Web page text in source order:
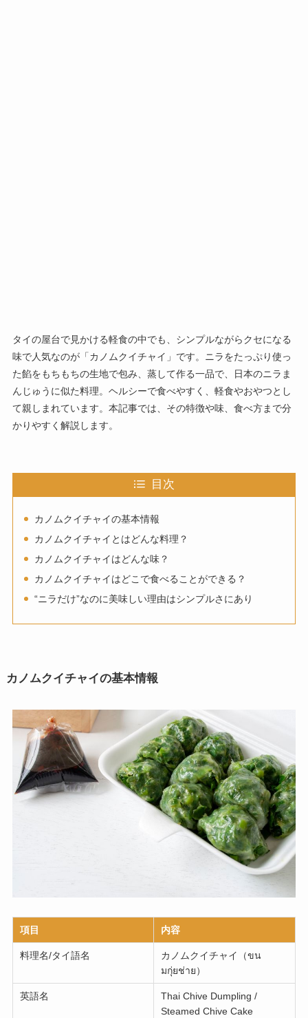
タイの屋台で見かける軽食の中でも、シンプルながらクセになる
味で人気なのが「カノムクイチャイ」です。ニラをたっぷり使っ
た餡をもちもちの生地で包み、蒸して作る一品で、日本のニラま
んじゅうに似た料理。ヘルシーで食べやすく、軽食やおやつとし
て親しまれています。本記事では、その特徴や味、食べ方まで分
かりやすく解説します。
目次
カノムクイチャイの基本情報
カノムクイチャイとはどんな料理？
カノムクイチャイはどんな味？
カノムクイチャイはどこで食べることができる？
“ニラだけ”なのに美味しい理由はシンプルさにあり
カノムクイチャイの基本情報
項目 内容
料理名/タイ語名
カノムクイチャイ（ขน
มกุ่ยช่าย）
英語名
Thai Chive Dumpling /
Steamed Chive Cake